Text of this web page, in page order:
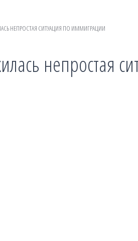
НЕПРОСТАЯ СИТУАЦИЯ ПО ИММИГРАЦИИ
непростая